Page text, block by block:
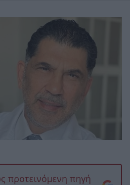
προτεινόμενη πηγή